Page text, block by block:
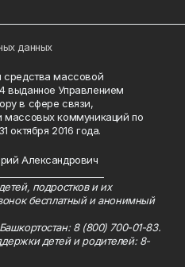
данных
средства массовой
Управлением
в сфере связи,
массовых коммуникаций по
октября 2016 года.
Александрович
подростков и их
бесплатный и анонимный
8 (800) 700-01-83.
детей и родителей: 8-